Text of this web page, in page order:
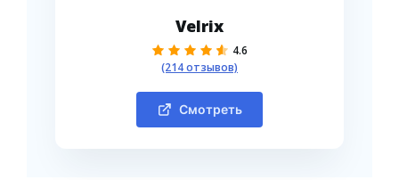
Velrix
4.6
(214 отзывов)
Смотреть